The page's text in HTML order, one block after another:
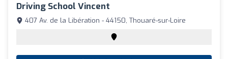
Driving School Vincent
407 Av. de la Libération - 44150, Thouaré-sur-Loire